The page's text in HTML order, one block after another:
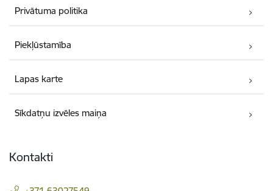
Privātuma politika
Piekļūstamība
Lapas karte
Sīkdatņu izvēles maiņa
Kontakti